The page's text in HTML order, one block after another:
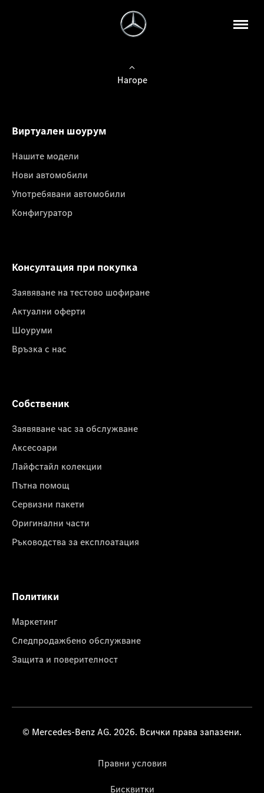
Нагоре
Виртуален шоурум
Нашите модели
Нови автомобили
Употребявани автомобили
Конфигуратор
Консултация при покупка
Заявяване на тестово шофиране
Актуални оферти
Шоуруми
Връзка с нас
Собственик
Заявяване час за обслужване
Аксесоари
Лайфстайл колекции
Пътна помощ
Сервизни пакети
Оригинални части
Ръководства за експлоатация
Политики
Маркетинг
Следпродажбено обслужване
Защита и поверителност
© Mercedes-Benz AG. 2026. Всички права запазени.
Правни условия
Бисквитки